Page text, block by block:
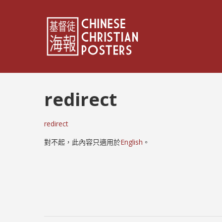
redirect
redirect
對不起，此內容只適用於English 。